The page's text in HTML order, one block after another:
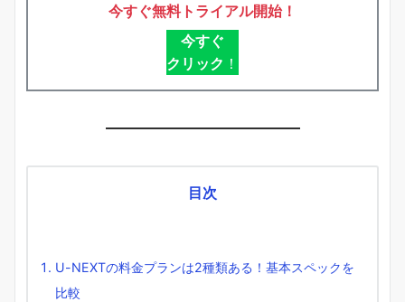
今すぐ無料トライアル開始！
今すぐ
クリック ！
目次
U-NEXTの料金プランは2種類ある！基本スペックを
比較